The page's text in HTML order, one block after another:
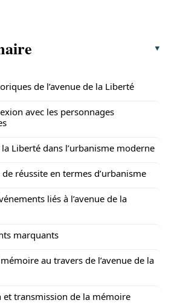
de l’avenue de la Liberté
avec les personnages
la Liberté dans l’urbanisme moderne
de réussite en termes d’urbanisme
liés à l’avenue de la
marquants
au travers de l’avenue de la
et transmission de la mémoire